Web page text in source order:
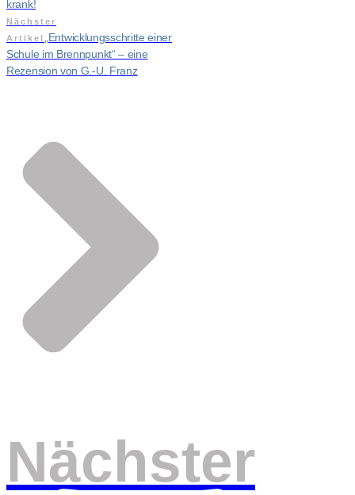
krank!
Nächster
Artikel
„Entwicklungsschritte einer
Schule im Brennpunkt“ – eine
Rezension von G.-U. Franz
Nächster